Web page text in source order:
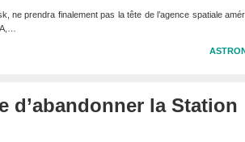
ne prendra finalement pas la tête de l’agence spatiale
d’abandonner la Station